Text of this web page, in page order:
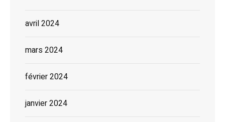
avril 2024
mars 2024
février 2024
janvier 2024